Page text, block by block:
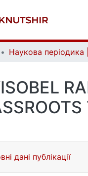
дані публікації